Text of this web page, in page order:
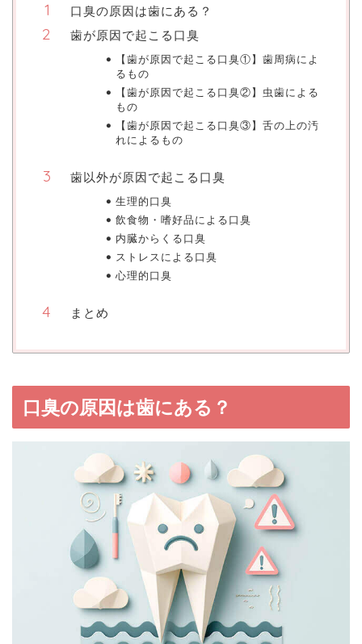
口臭の原因は歯にある？
歯が原因で起こる口臭
【歯が原因で起こる口臭①】歯周病によ
るもの
【歯が原因で起こる口臭②】虫歯による
もの
【歯が原因で起こる口臭③】舌の上の汚
れによるもの
歯以外が原因で起こる口臭
生理的口臭
飲食物・嗜好品による口臭
内臓からくる口臭
ストレスによる口臭
心理的口臭
まとめ
口臭の原因は歯にある？